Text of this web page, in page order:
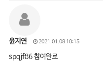
윤지연 2021.01.08 10:15
spqjf86 참여완료